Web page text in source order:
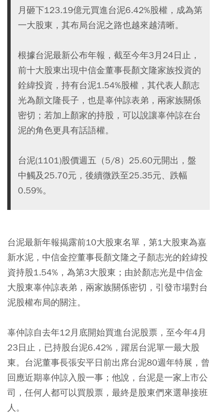
月砸下123.19億元買進台泥6.42%股權，成為第
一大股東，其布局台泥之路也越來越清晰。
根據台泥最新公布年報，截至今年3月24日止，
前十大股東出現中信金董事長顏文隆家族投資的
銓緯投資，持有台泥1.54%股權，其代表人顏志
光為顏文隆長子，也是辜仲諒表弟，兩家族關係
密切；若加上顏家的持股，可以說讓辜仲諒在台
泥的角色更具有話語權。
台泥(1101)股價週五（5/8）25.60元開出，盤
中觸及25.70元，後續微跌至25.35元、跌幅
0.59%。
台泥最新年報揭露前10大股東名單，第1大股東為嘉
新水泥，中信金控董事長顏文隆之子顏志光的銓緯投
資持股1.54%，為第3大股東；由於顏志光是中信金
大股東辜仲諒表弟，兩家族關係密切，引發市場對台
泥股權布局的關注。
辜仲諒自去年12月底開始買進台泥股票，至今年4月
23日止，已持股台泥6.42%，躍居台泥單一最大股
東。台泥董事長張安平日前出席台泥80週年特展，曾
回應近期辜仲諒入股一事；他說，台泥是一家上市公
司，任何人都可以買股票，最終是股東們來選舉接班
人。